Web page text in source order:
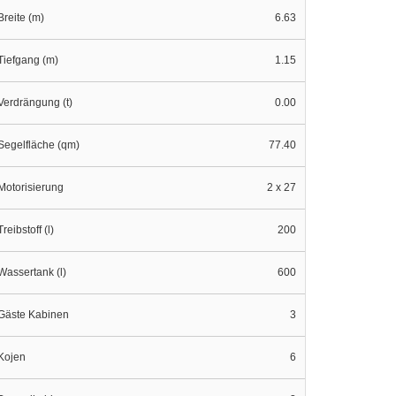
(m) 6.63
(m) 1.15
(t) 0.00
(qm) 77.40
2 x 27
(l) 200
(l) 600
Kabinen 3
6